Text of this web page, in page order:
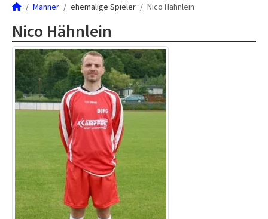
Männer ehemalige Spieler Nico Hähnlein
Nico Hähnlein